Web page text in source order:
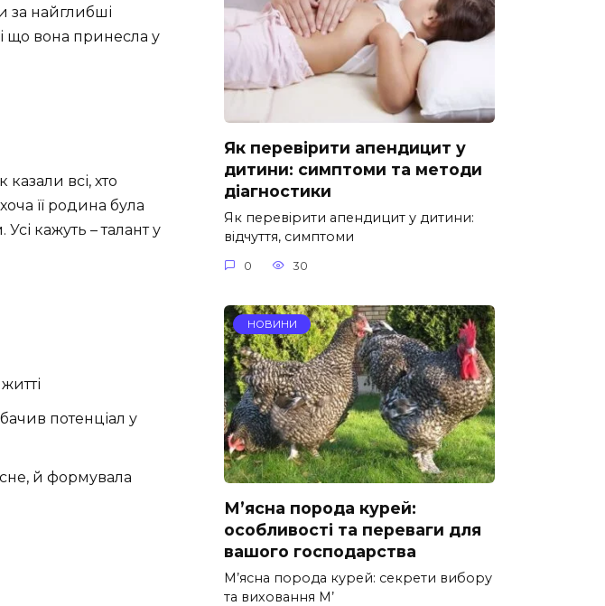
за найглибші
що вона принесла у
всі, хто
її родина була
кажуть – талант у
потенціал у
й формувала
Як перевірити апендицит у
дитини: симптоми та методи
діагностики
Як перевірити апендицит у дитини:
відчуття, симптоми
0 30
НОВИНИ
М’ясна порода курей:
особливості та переваги для
вашого господарства
М’ясна порода курей: секрети вибору
та виховання М’